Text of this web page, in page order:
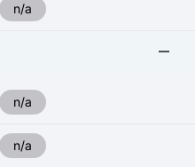
n/a
n/a
n/a